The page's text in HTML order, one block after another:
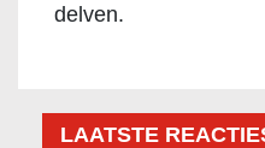
delven.
LAATSTE